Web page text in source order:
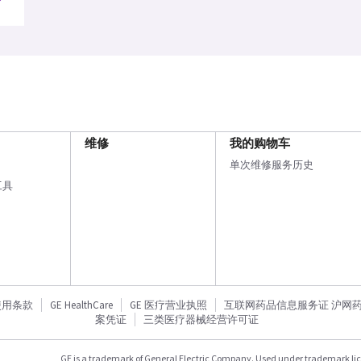
具
维修 我的购物车
单次维修服务历史
条款 GE HealthCare GE 医疗营业执照
互联网药品信息服务证 沪网
案凭证
三类医疗器械经营许可证
GE is a trademark of General Electric Company. Used under trademark